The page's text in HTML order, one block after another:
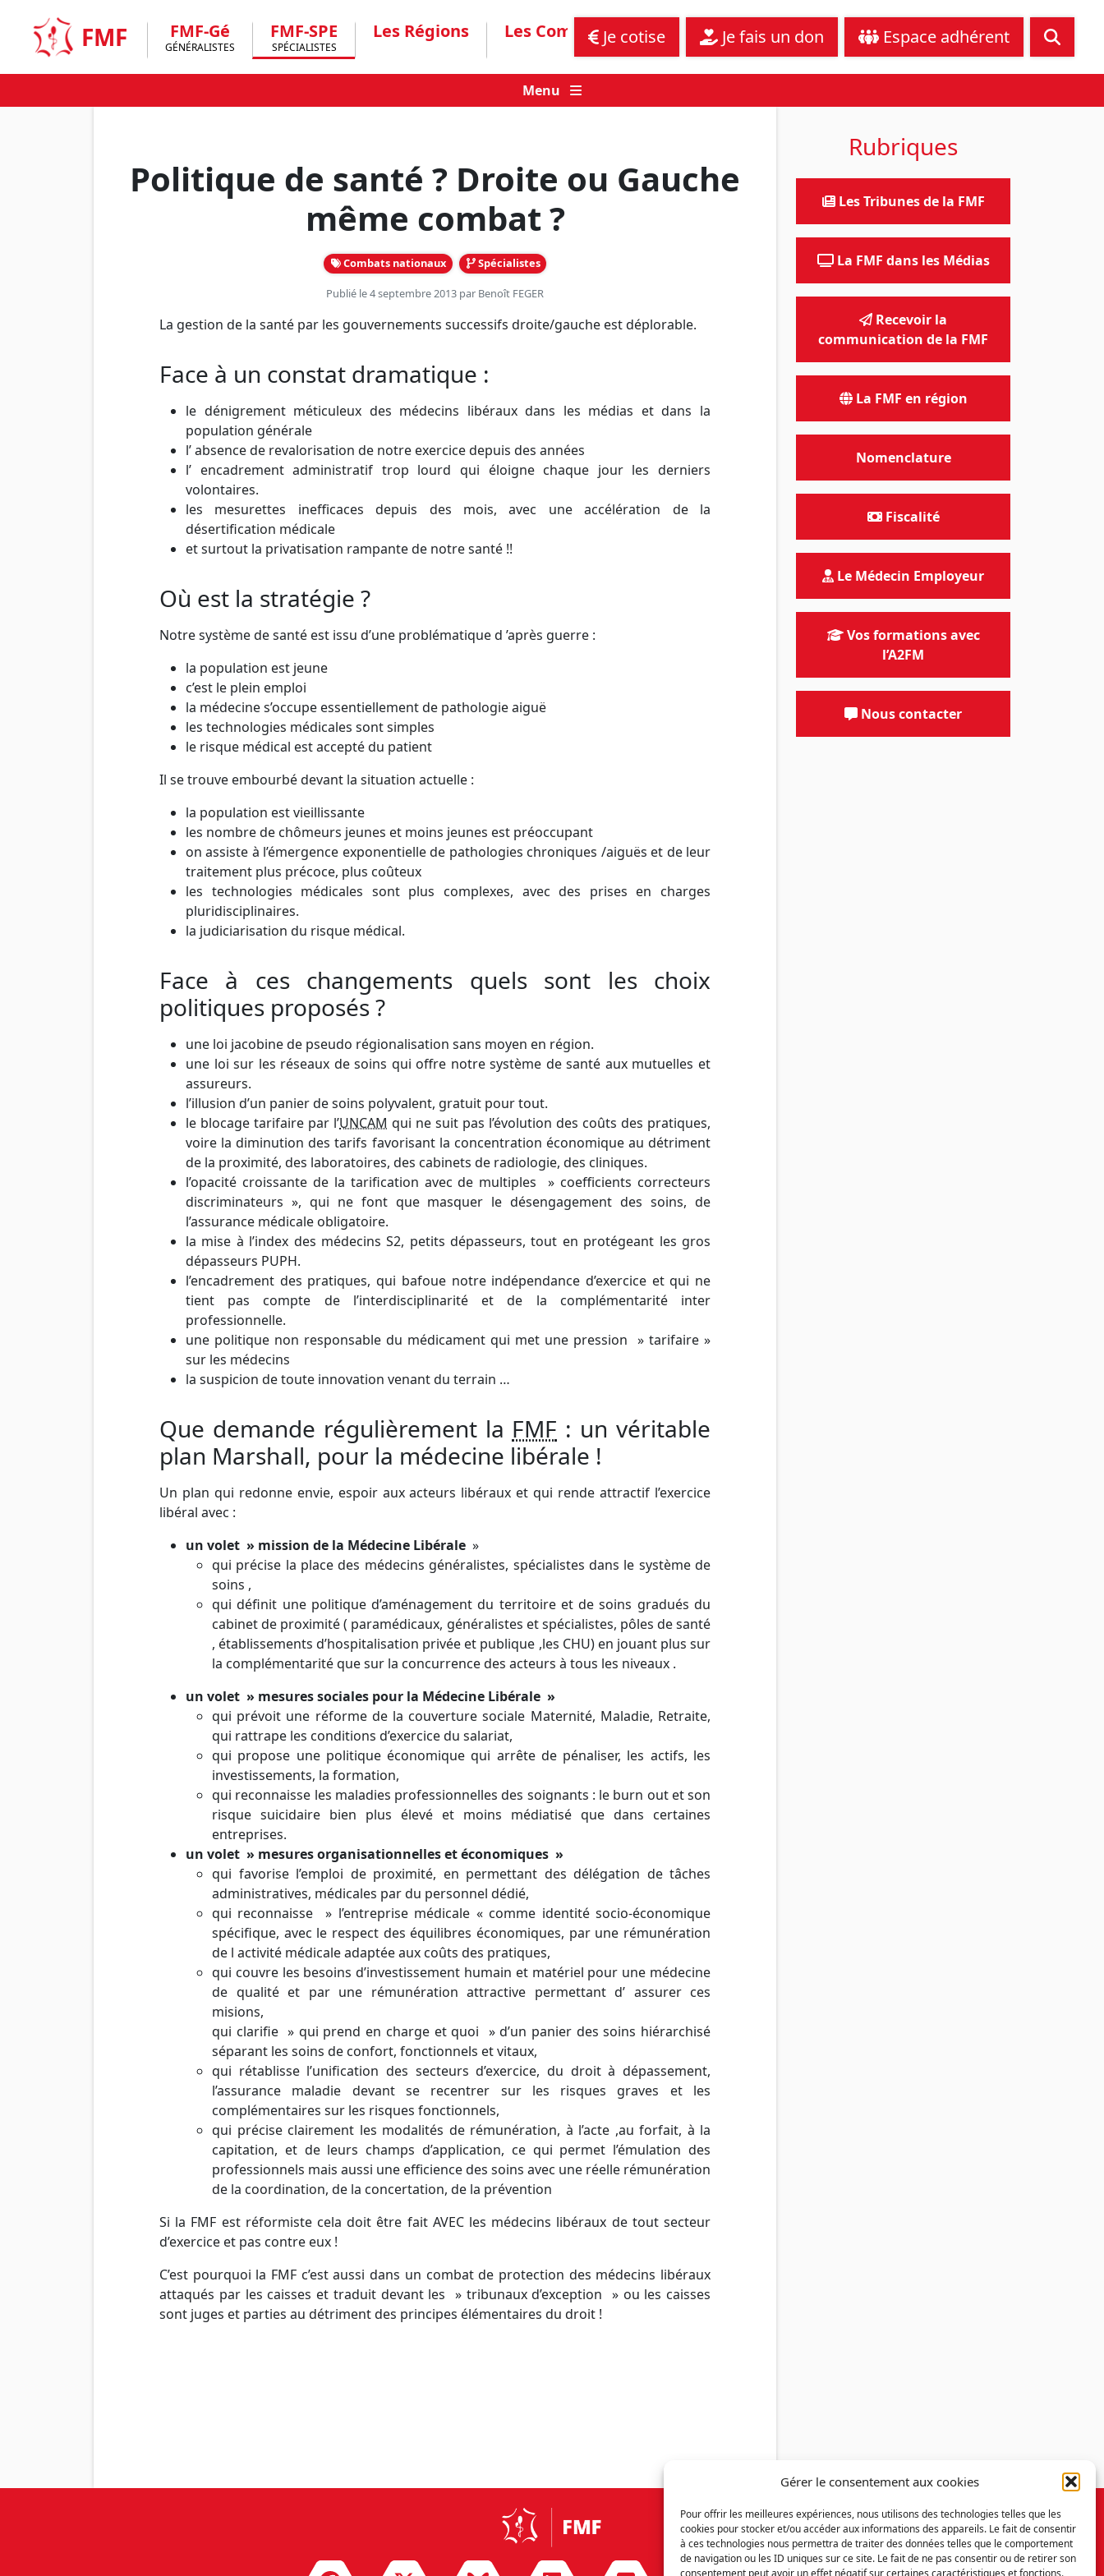
Gérer le consentement aux cookies
Pour offrir les meilleures expériences, nous utilisons des technologies telles que les
cookies pour stocker et/ou accéder aux informations des appareils. Le fait de consentir
à ces technologies nous permettra de traiter des données telles que le comportement
de navigation ou les ID uniques sur ce site. Le fait de ne pas consentir ou de retirer son
consentement peut avoir un effet négatif sur certaines caractéristiques et fonctions.
content
FMF FMF-Gé
GÉNÉRALISTES
FMF-SPE
SPÉCIALISTES
Les Régions Les Communiqués Assistance juridique Nous contacter
Je cotise Je fais un don Espace adhérent
Menu
Politique de santé ? Droite ou Gauche
même combat ?
Combats nationaux Spécialistes
Publié le 4 septembre 2013 par Benoît FEGER
La gestion de la santé par les gouvernements successifs droite/gauche est déplorable.
Face à un constat dramatique :
le dénigrement méticuleux des médecins libéraux dans les médias et dans la
population générale
l’ absence de revalorisation de notre exercice depuis des années
l’ encadrement administratif trop lourd qui éloigne chaque jour les derniers
volontaires.
les mesurettes inefficaces depuis des mois, avec une accélération de la
désertification médicale
et surtout la privatisation rampante de notre santé !!
Où est la stratégie ?
Notre système de santé est issu d’une problématique d ’après guerre :
la population est jeune
c’est le plein emploi
la médecine s’occupe essentiellement de pathologie aiguë
les technologies médicales sont simples
le risque médical est accepté du patient
Il se trouve embourbé devant la situation actuelle :
la population est vieillissante
les nombre de chômeurs jeunes et moins jeunes est préoccupant
on assiste à l’émergence exponentielle de pathologies chroniques /aiguës et de leur
traitement plus précoce, plus coûteux
les technologies médicales sont plus complexes, avec des prises en charges
pluridisciplinaires.
la judiciarisation du risque médical.
Face à ces changements quels sont les choix
politiques proposés ?
une loi jacobine de pseudo régionalisation sans moyen en région.
une loi sur les réseaux de soins qui offre notre système de santé aux mutuelles et
assureurs.
l’illusion d’un panier de soins polyvalent, gratuit pour tout.
le blocage tarifaire par l’UNCAM qui ne suit pas l’évolution des coûts des pratiques,
voire la diminution des tarifs favorisant la concentration économique au détriment
de la proximité, des laboratoires, des cabinets de radiologie, des cliniques.
l’opacité croissante de la tarification avec de multiples » coefficients correcteurs
discriminateurs », qui ne font que masquer le désengagement des soins, de
l’assurance médicale obligatoire.
la mise à l’index des médecins S2, petits dépasseurs, tout en protégeant les gros
dépasseurs PUPH.
l’encadrement des pratiques, qui bafoue notre indépendance d’exercice et qui ne
tient pas compte de l’interdisciplinarité et de la complémentarité inter
professionnelle.
une politique non responsable du médicament qui met une pression » tarifaire »
sur les médecins
la suspicion de toute innovation venant du terrain …
Que demande régulièrement la FMF : un véritable
plan Marshall, pour la médecine libérale !
Un plan qui redonne envie, espoir aux acteurs libéraux et qui rende attractif l’exercice
libéral avec :
un volet » mission de la Médecine Libérale »
qui précise la place des médecins généralistes, spécialistes dans le système de
soins ,
qui définit une politique d’aménagement du territoire et de soins gradués du
cabinet de proximité ( paramédicaux, généralistes et spécialistes, pôles de santé
, établissements d’hospitalisation privée et publique ,les CHU) en jouant plus sur
la complémentarité que sur la concurrence des acteurs à tous les niveaux .
un volet » mesures sociales pour la Médecine Libérale »
qui prévoit une réforme de la couverture sociale Maternité, Maladie, Retraite,
qui rattrape les conditions d’exercice du salariat,
qui propose une politique économique qui arrête de pénaliser, les actifs, les
investissements, la formation,
qui reconnaisse les maladies professionnelles des soignants : le burn out et son
risque suicidaire bien plus élevé et moins médiatisé que dans certaines
entreprises.
un volet » mesures organisationnelles et économiques »
qui favorise l’emploi de proximité, en permettant des délégation de tâches
administratives, médicales par du personnel dédié,
qui reconnaisse » l’entreprise médicale « comme identité socio-économique
spécifique, avec le respect des équilibres économiques, par une rémunération
de l activité médicale adaptée aux coûts des pratiques,
qui couvre les besoins d’investissement humain et matériel pour une médecine
de qualité et par une rémunération attractive permettant d’ assurer ces
misions,
qui clarifie » qui prend en charge et quoi » d’un panier des soins hiérarchisé
séparant les soins de confort, fonctionnels et vitaux,
qui rétablisse l’unification des secteurs d’exercice, du droit à dépassement,
l’assurance maladie devant se recentrer sur les risques graves et les
complémentaires sur les risques fonctionnels,
qui précise clairement les modalités de rémunération, à l’acte ,au forfait, à la
capitation, et de leurs champs d’application, ce qui permet l’émulation des
professionnels mais aussi une efficience des soins avec une réelle rémunération
de la coordination, de la concertation, de la prévention
Si la FMF est réformiste cela doit être fait AVEC les médecins libéraux de tout secteur
d’exercice et pas contre eux !
C’est pourquoi la FMF c’est aussi dans un combat de protection des médecins libéraux
attaqués par les caisses et traduit devant les » tribunaux d’exception » ou les caisses
sont juges et parties au détriment des principes élémentaires du droit !
Rubriques
Les Tribunes de la FMF
La FMF dans les Médias
Recevoir la
communication de la FMF
La FMF en région
Nomenclature
Fiscalité
Le Médecin Employeur
Vos formations avec
l’A2FM
Nous contacter